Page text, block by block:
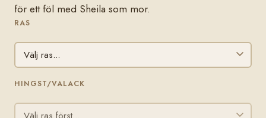
för ett föl med Sheila som mor.
RAS
HINGST/VALACK